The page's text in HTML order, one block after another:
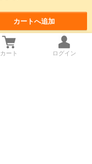
カートへ追加
カート ログイン